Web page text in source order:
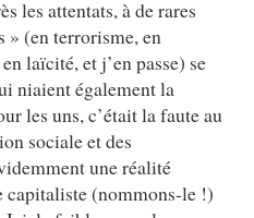
les attentats, à de rares
» (en terrorisme, en
laïcité, et j’en passe) se
niaient également la
les uns, c’était la faute au
sociale et des
une réalité
capitaliste (nommons-le !)